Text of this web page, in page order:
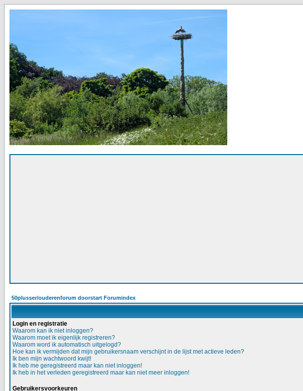
50plusser/ouderenforum doorstart Forumindex
Login en registratie
Waarom kan ik niet inloggen?
Waarom moet ik eigenlijk registreren?
Waarom word ik automatisch uitgelogd?
Hoe kan ik vermijden dat mijn gebruikersnaam verschijnt in de lijst met actieve leden?
Ik ben mijn wachtwoord kwijt!
Ik heb me geregistreerd maar kan niet inloggen!
Ik heb in het verleden geregistreerd maar kan niet meer inloggen!
Gebruikersvoorkeuren